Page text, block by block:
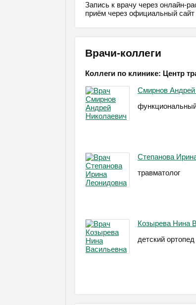
Запись к врачу через онлайн-
приём через официальный
Врачи-коллеги
Коллеги по клинике: Центр
Смирнов
Степанова
травматолог
Козырева Нина
детский ортопед